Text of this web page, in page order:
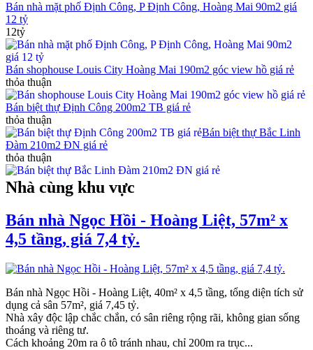
Bán nhà mặt phố Định Công, P Định Công, Hoàng Mai 90m2 giá
12 tỷ
12tỷ
Bán shophouse Louis City Hoàng Mai 190m2 góc view hồ giá rẻ
thỏa thuận
Bán biệt thự Định Công 200m2 TB giá rẻ
thỏa thuận
Bán biệt thự Bắc Linh
Đàm 210m2 ĐN giá rẻ
thỏa thuận
Nhà cùng khu vực
Bán nhà Ngọc Hồi - Hoàng Liệt, 57m² x
4,5 tầng, giá 7,4 tỷ.
Bán nhà Ngọc Hồi - Hoàng Liệt, 40m² x 4,5 tầng, tổng diện tích sử
dụng cả sân 57m², giá 7,45 tỷ.
Nhà xây độc lập chắc chắn, có sân riêng rộng rãi, không gian sống
thoáng và riêng tư.
Cách khoảng 20m ra ô tô tránh nhau, chỉ 200m ra trục...